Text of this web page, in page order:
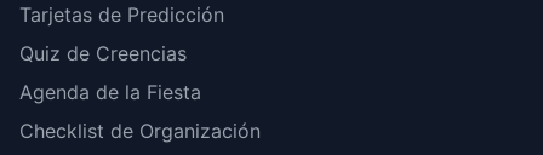
Tarjetas de Predicción
Quiz de Creencias
Agenda de la Fiesta
Checklist de Organización